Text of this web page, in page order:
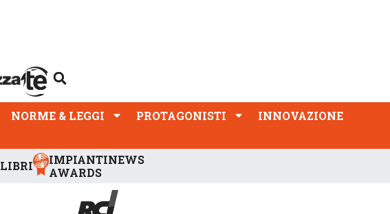
NORME & LEGGI PROTAGONISTI
INNOVAZIONE
LIBRI
IMPIANTINEWS
AWARDS